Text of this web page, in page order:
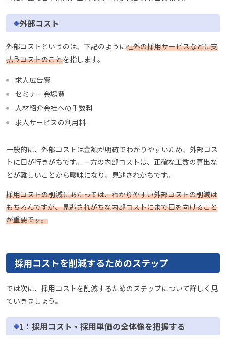
外部コスト
外部コストというのは、下記のように社外の採用サービスなどに支
払うコストのことを指します。
求人広告費
セミナー会場費
人材紹介会社への手数料
求人サービスの利用料
一般的に、外部コストは金額が明確でわかりやすいため、外部コス
トに目が行きがちです。一方の内部コストは、正確な工数の算出な
どが難しいことから曖昧になり、見逃されがちです。
採用コストの削減にあたっては、わかりやすい外部コストの削減は
もちろんですが、見逃されがちな内部コストにまで目を向けること
が重要です。
採用コストを削減するためのステップ
では次に、採用コストを削減するためのステップについて詳しく見
ていきましょう。
1：採用コスト・採用単価の全体像を把握する